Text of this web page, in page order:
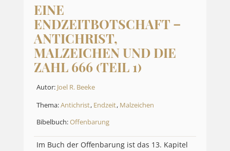
EINE
ENDZEITBOTSCHAFT –
ANTICHRIST,
MALZEICHEN UND DIE
ZAHL 666 (TEIL 1)
Autor: Joel R. Beeke
Thema:Antichrist, Endzeit, Malzeichen
Bibelbuch:Offenbarung
Im Buch der Offenbarung ist das 13. Kapitel